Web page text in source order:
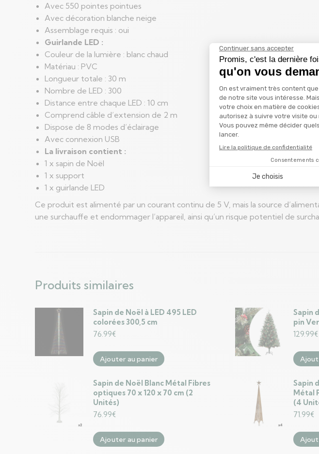
Avec 550 pointes pointues
Avec décoration blanche neige
Assemblage requis : oui
Guirlande LED :
Couleur de la lumière : blanc chaud
Matériau : PVC
Longueur totale : 30 m
Nombre de LED : 300
Distance entre chaque LED : 10 cm
Comprend câble d’extension de 2 m
Dispose de 8 modes d’éclairage
Avec connexion USB
La livraison contient :
1 x sapin de Noël
1 x support
1 x guirlande LED
Ce produit est alimenté par un courant continu de 5 V, mais la source
une surchauffe et endommager l’appareil, ainsi qu’un risque potentiel de
Produits similaires
Sapin de Noël à LED 495 LED
colorées 300,5 cm
76.99€
Ajouter au panier
Sapin
pin
129.99€
Sapin de Noël Blanc Métal Fibres
optiques 70 x 120 x 70 cm (2
Unités)
76.99€
Ajouter au panier
Sapin
Métal
(4
71.99€